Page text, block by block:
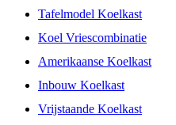
Tafelmodel Koelkast
Koel Vriescombinatie
Amerikaanse Koelkast
Inbouw Koelkast
Vrijstaande Koelkast